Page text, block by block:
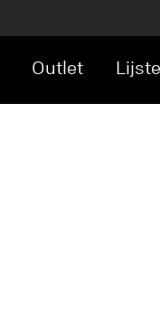
Outlet